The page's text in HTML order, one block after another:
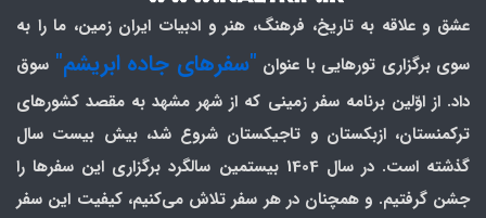
عشق و علاقه به تاریخ، فرهنگ، هنر و ادبیات ایران زمین، ما را به
سوی برگزاری تورهایی با عنوان "سفرهای جاده ابریشم" سوق
داد. از اوّلین برنامه سفر زمینی که از شهر مشهد به مقصد کشورهای
ترکمنستان، ازبکستان و تاجیکستان شروع شد، بیش بیست سال
گذشته است. در سال 1404 بیستمین سالگرد برگزاری این سفرها را
جشن گرفتیم. و همچنان در هر سفر تلاش می‌کنیم، کیفیت این سفر